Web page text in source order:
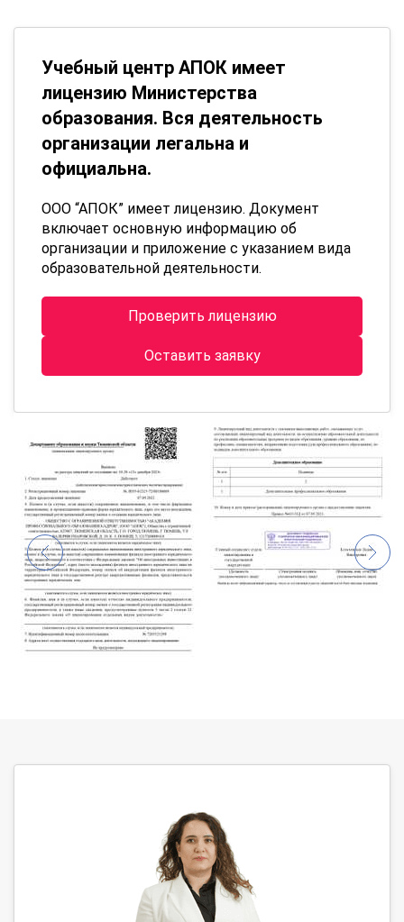
Учебный центр АПОК имеет
лицензию Министерства
образования. Вся деятельность
организации легальна и
официальна.
ООО “АПОК” имеет лицензию. Документ
включает основную информацию об
организации и приложение с указанием вида
образовательной деятельности.
Проверить лицензию
Оставить заявку